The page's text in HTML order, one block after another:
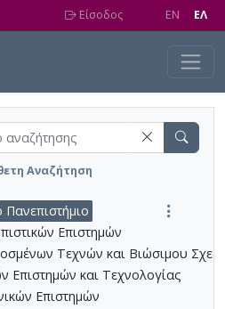
Είσοδος EN EΛ
Αναζήτηση
Πανεπιστήμιο
Επιστημών
Τεχνών και Βιώσιμου
Επιστημών και Τεχνολογίας
Επιστημών